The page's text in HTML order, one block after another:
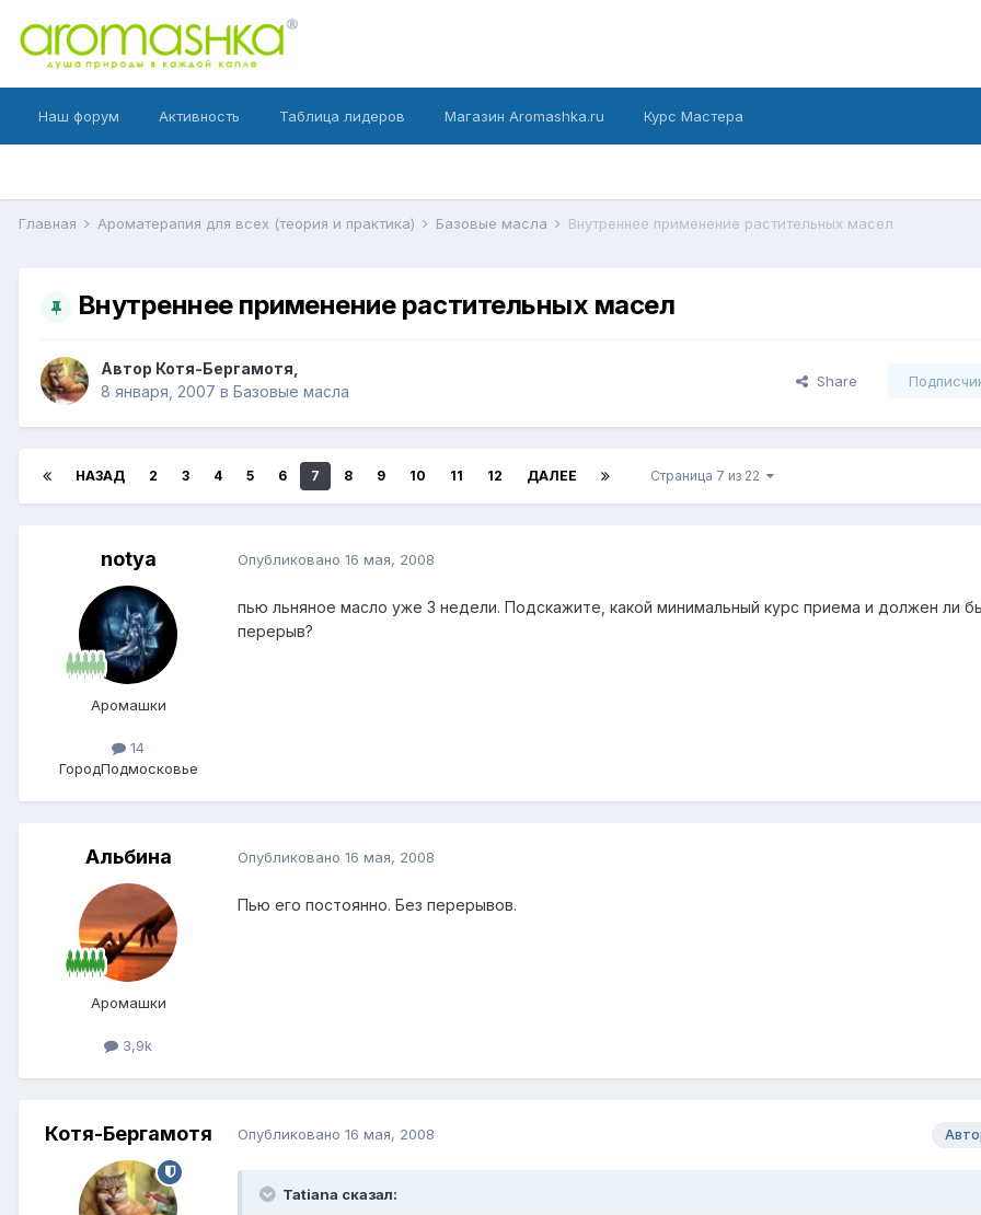
Наш форум Активность Таблица лидеров Магазин Aromashka.ru Курс Мастера
Главная Ароматерапия для всех (теория и практика) Базовые масла Внутреннее применение растительных масел
Внутреннее применение растительных масел
Автор Котя-Бергамотя
8 января, 2007 в Базовые масла
Share
НАЗАД 2 3 4 5 6 7 8 9 10 11 12 ДАЛЕЕ Страница 7 из 22
notya
Аромашки
14
ГородПодмосковье
Опубликовано 16 мая, 2008
пью льняное масло уже 3 недели. Подскажите, какой минимальный курс приема и должен ли
перерыв?
Альбина
Аромашки
3,9k
Опубликовано 16 мая, 2008
Пью его постоянно. Без перерывов.
Котя-Бергамотя Опубликовано 16 мая, 2008
Tatiana сказал: